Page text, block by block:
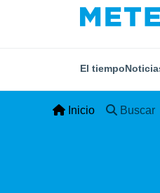
El tiempo
Inicio Buscar